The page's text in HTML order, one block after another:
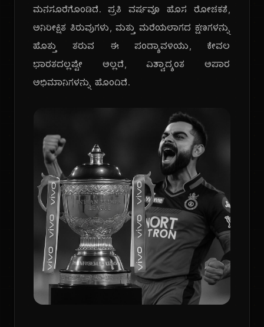
ಮನಸೂರೆಗೊಂಡಿದೆ. ಪ್ರತಿ ವರ್ಷವೂ ಹೊಸ ರೋಚಕತೆ,
ಅನಿರೀಕ್ಷಿತ ತಿರುವುಗಳು, ಮತ್ತು ಮರೆಯಲಾಗದ ಕ್ಷಣಗಳನ್ನು
ಹೊತ್ತು ತರುವ ಈ ಪಂದ್ಯಾವಳಿಯು, ಕೇವಲ
ಭಾರತದಲ್ಲಷ್ಟೇ ಅಲ್ಲದೆ, ವಿಶ್ವಾದ್ಯಂತ ಅಪಾರ
ಅಭಿಮಾನಿಗಳನ್ನು ಹೊಂದಿದೆ.